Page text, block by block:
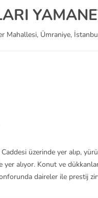
Mahallesi, Ümraniye,
üzerinde yer alıp,
yer alıyor. Konut ve
daireler ile prestij